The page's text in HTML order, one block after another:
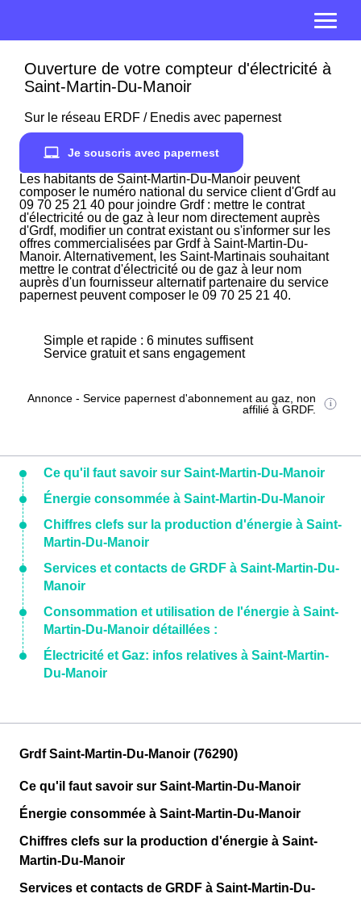
Ouverture de votre compteur d'électricité à
Saint-Martin-Du-Manoir
Sur le réseau ERDF / Enedis avec papernest
Je souscris avec papernest
Les habitants de Saint-Martin-Du-Manoir peuvent
composer le numéro national du service client d'Grdf au
09 70 25 21 40 pour joindre Grdf : mettre le contrat
d'électricité ou de gaz à leur nom directement auprès
d'Grdf, modifier un contrat existant ou s'informer sur les
offres commercialisées par Grdf à Saint-Martin-Du-
Manoir. Alternativement, les Saint-Martinais souhaitant
mettre le contrat d'électricité ou de gaz à leur nom
auprès d'un fournisseur alternatif partenaire du service
papernest peuvent composer le 09 70 25 21 40.
Simple et rapide : 6 minutes suffisent
Service gratuit et sans engagement
Annonce - Service papernest d'abonnement au gaz, non
affilié à GRDF.
Ce qu'il faut savoir sur Saint-Martin-Du-Manoir
Énergie consommée à Saint-Martin-Du-Manoir
Chiffres clefs sur la production d'énergie à Saint-
Martin-Du-Manoir
Services et contacts de GRDF à Saint-Martin-Du-
Manoir
Consommation et utilisation de l'énergie à Saint-
Martin-Du-Manoir détaillées :
Électricité et Gaz: infos relatives à Saint-Martin-
Du-Manoir
Grdf Saint-Martin-Du-Manoir (76290)
Ce qu'il faut savoir sur Saint-Martin-Du-Manoir
Énergie consommée à Saint-Martin-Du-Manoir
Chiffres clefs sur la production d'énergie à Saint-
Martin-Du-Manoir
Services et contacts de GRDF à Saint-Martin-Du-